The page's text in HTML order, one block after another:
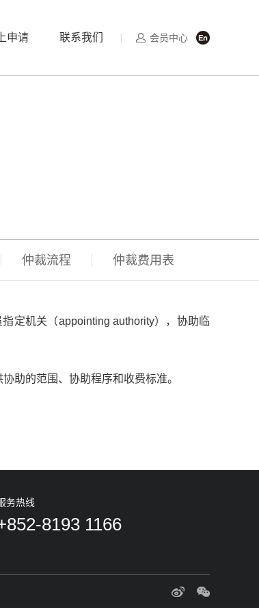
会员中心
申请 联系我们
仲裁流程 仲裁费用表
定机关（appointing authority），协助临
助的范围、协助程序和收费标准。
务热线
8193 1166